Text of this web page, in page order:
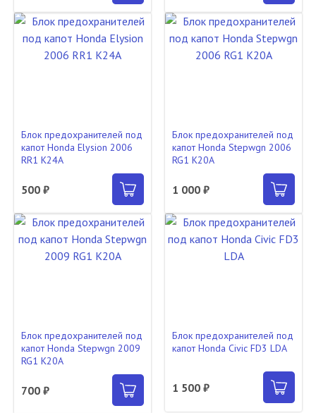
Блок предохранителей под
капот Honda Elysion 2006
RR1 K24A
500 ₽
Блок предохранителей под
капот Honda Stepwgn 2006
RG1 K20A
1 000 ₽
Блок предохранителей под
капот Honda Stepwgn 2009
RG1 K20A
700 ₽
Блок предохранителей под
капот Honda Civic FD3 LDA
1 500 ₽